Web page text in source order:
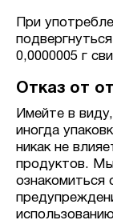
При
0,0000005 г
Отказ от
Имейте в
иногда
никак не
продуктов.
ознакомиться